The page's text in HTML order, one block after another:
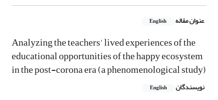
عنوان مقاله English
Analyzing the teachers' lived experiences of the
educational opportunities of the happy ecosystem
in the post-corona era (a phenomenological study)
نویسندگان English